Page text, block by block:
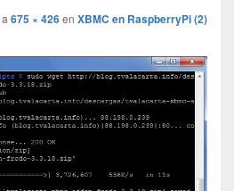
a 675 × 426en XBMC en RaspberryPi (2)